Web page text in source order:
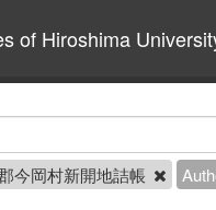
of Hiroshima
今岡村新開地詰帳